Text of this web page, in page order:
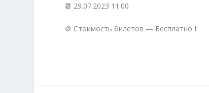
📆 29.07.2023 11:00
🪙 Стоимость билетов — Бесплатно ❗️